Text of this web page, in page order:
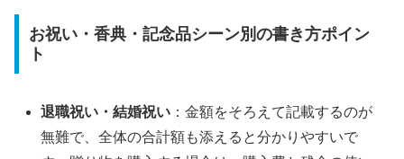
お祝い・香典・記念品シーン別の書き方ポイン
ト
退職祝い・結婚祝い ：金額をそろえて記載するのが
無難で、全体の合計額も添えると分かりやすいで